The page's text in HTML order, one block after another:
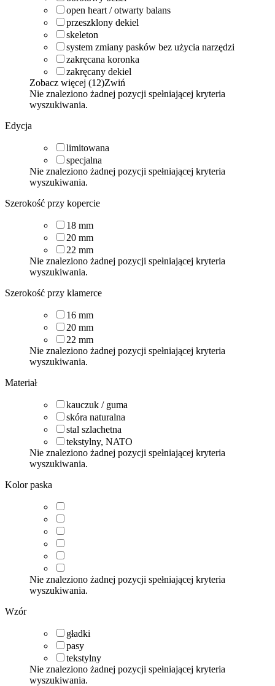
open heart / otwarty balans
przeszklony dekiel
skeleton
system zmiany pasków bez użycia narzędzi
zakręcana koronka
zakręcany dekiel
Zobacz więcej (12)Zwiń
Nie znaleziono żadnej pozycji spełniającej kryteria
wyszukiwania.
Edycja
limitowana
specjalna
Nie znaleziono żadnej pozycji spełniającej kryteria
wyszukiwania.
Szerokość przy kopercie
18 mm
20 mm
22 mm
Nie znaleziono żadnej pozycji spełniającej kryteria
wyszukiwania.
Szerokość przy klamerce
16 mm
20 mm
22 mm
Nie znaleziono żadnej pozycji spełniającej kryteria
wyszukiwania.
Materiał
kauczuk / guma
skóra naturalna
stal szlachetna
tekstylny, NATO
Nie znaleziono żadnej pozycji spełniającej kryteria
wyszukiwania.
Kolor paska
Nie znaleziono żadnej pozycji spełniającej kryteria
wyszukiwania.
Wzór
gładki
pasy
tekstylny
Nie znaleziono żadnej pozycji spełniającej kryteria
wyszukiwania.